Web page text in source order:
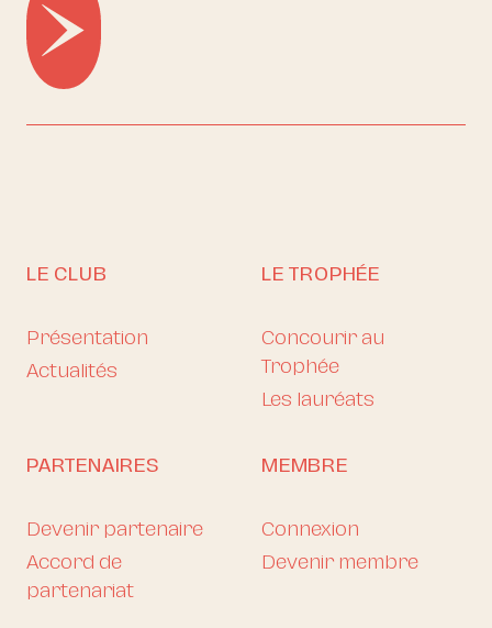
LE CLUB
Présentation
Actualités
LE TROPHÉE
Concourir au
Trophée
Les lauréats
PARTENAIRES
Devenir partenaire
Accord de
partenariat
MEMBRE
Connexion
Devenir membre